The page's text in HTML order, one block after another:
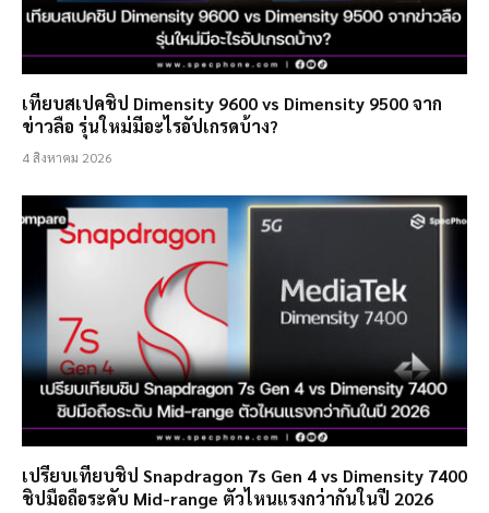
เทียบสเปคชิป Dimensity 9600 vs Dimensity 9500 จาก
ข่าวลือ รุ่นใหม่มีอะไรอัปเกรดบ้าง?
4 สิงหาคม 2026
เปรียบเทียบชิป Snapdragon 7s Gen 4 vs Dimensity 7400
ชิปมือถือระดับ Mid-range ตัวไหนแรงกว่ากันในปี 2026